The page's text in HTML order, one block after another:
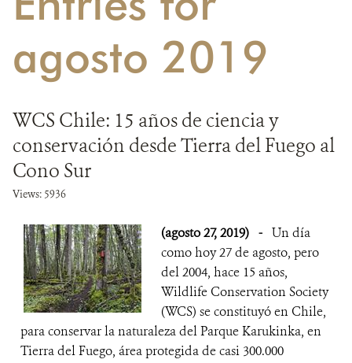
DONA
agosto 2019
WCS Chile: 15 años de ciencia y
conservación desde Tierra del Fuego al
Cono Sur
Views: 5936
(agosto 27, 2019) - Un día
como hoy 27 de agosto, pero
del 2004, hace 15 años,
Wildlife Conservation Society
(WCS) se constituyó en Chile,
para conservar la naturaleza del Parque Karukinka, en
Tierra del Fuego, área protegida de casi 300.000